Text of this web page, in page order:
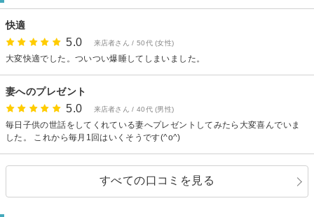
快適
5.0 来店者さん / 50代 (女性)
大変快適でした。ついつい爆睡してしまいました。
妻へのプレゼント
5.0 来店者さん / 40代 (男性)
毎日子供の世話をしてくれている妻へプレゼントしてみたら大変喜んでいま
した。 これから毎月1回はいくそうです(^o^)
すべての口コミを見る